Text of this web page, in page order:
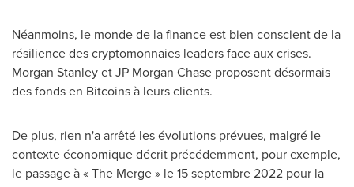
Néanmoins, le monde de la finance est bien conscient de la
résilience des cryptomonnaies leaders face aux crises.
Morgan Stanley et JP Morgan Chase proposent désormais
des fonds en Bitcoins à leurs clients.
De plus, rien n'a arrêté les évolutions prévues, malgré le
contexte économique décrit précédemment, pour exemple,
le passage à « The Merge » le 15 septembre 2022 pour la